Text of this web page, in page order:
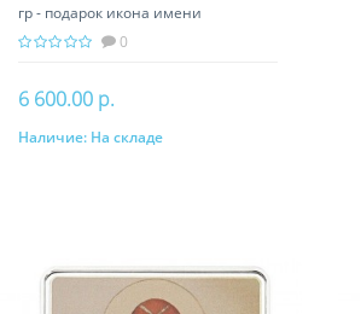
гр - подарок икона имени
0
6 600.00 р.
В корзину
Наличие: На складе